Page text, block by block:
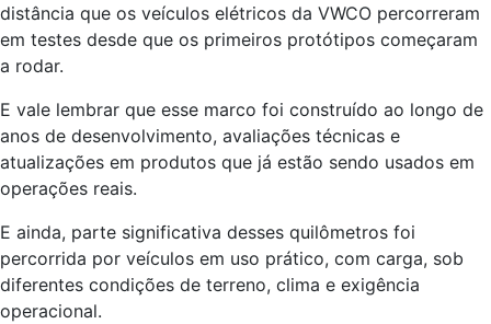
distância que os veículos elétricos da VWCO percorreram
em testes desde que os primeiros protótipos começaram
a rodar.
E vale lembrar que esse marco foi construído ao longo de
anos de desenvolvimento, avaliações técnicas e
atualizações em produtos que já estão sendo usados em
operações reais.
E ainda, parte significativa desses quilômetros foi
percorrida por veículos em uso prático, com carga, sob
diferentes condições de terreno, clima e exigência
operacional.